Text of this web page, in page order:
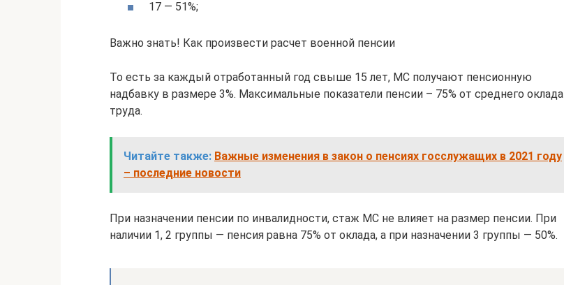
17 — 51%;
Важно знать! Как произвести расчет военной пенсии
То есть за каждый отработанный год свыше 15 лет, МС получают пенсионную
надбавку в размере 3%. Максимальные показатели пенсии – 75% от среднего оклада
труда.
Читайте также: Важные изменения в закон о пенсиях госслужащих в 2021 году
– последние новости
При назначении пенсии по инвалидности, стаж МС не влияет на размер пенсии. При
наличии 1, 2 группы — пенсия равна 75% от оклада, а при назначении 3 группы — 50%.